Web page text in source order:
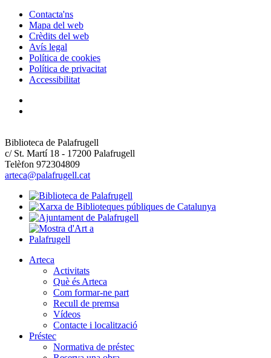
Contacta'ns
Mapa del web
Crèdits del web
Avís legal
Política de cookies
Política de privacitat
Accessibilitat
Biblioteca de Palafrugell
c/ St. Martí 18 - 17200 Palafrugell
Telèfon 972304809
arteca@palafrugell.cat
Arteca
Activitats
Què és Arteca
Com formar-ne part
Recull de premsa
Vídeos
Contacte i localització
Préstec
Normativa de préstec